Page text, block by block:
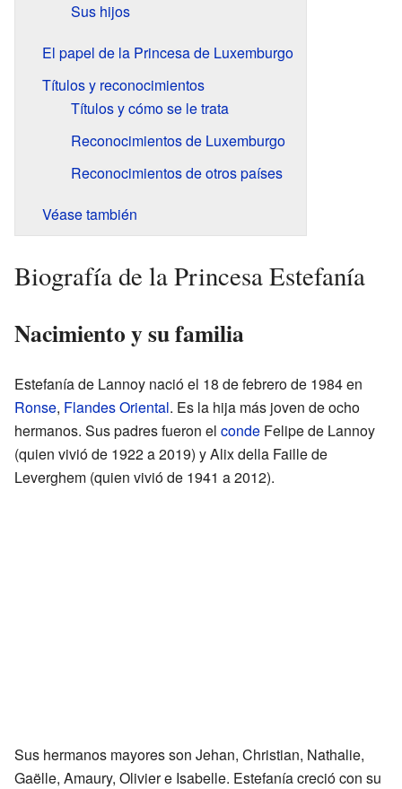
Sus hijos
El papel de la Princesa de Luxemburgo
Títulos y reconocimientos
Títulos y cómo se le trata
Reconocimientos de Luxemburgo
Reconocimientos de otros países
Véase también
Biografía de la Princesa Estefanía
Nacimiento y su familia
Estefanía de Lannoy nació el 18 de febrero de 1984 en
Ronse, Flandes Oriental. Es la hija más joven de ocho
hermanos. Sus padres fueron el conde Felipe de Lannoy
(quien vivió de 1922 a 2019) y Alix della Faille de
Leverghem (quien vivió de 1941 a 2012).
Sus hermanos mayores son Jehan, Christian, Nathalie,
Gaëlle, Amaury, Olivier e Isabelle. Estefanía creció con su